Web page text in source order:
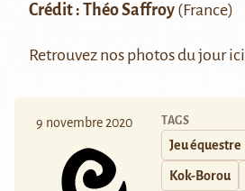
Crédit : Théo Saffroy (France)
Retrouvez nos photos du jourici
9 novembre 2020 TAGS
Jeu équestre
Kok-Borou